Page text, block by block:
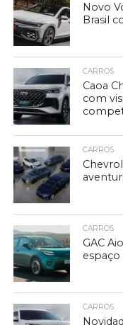
Novo
Brasil
CARROS
Caoa
com
CARROS
CARROS
GAC
CARROS